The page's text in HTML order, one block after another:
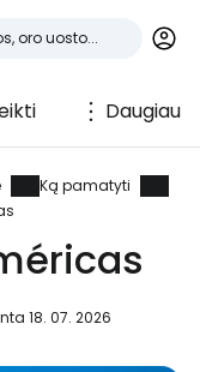
Daugiau
Ką pamatyti
18. 07. 2026